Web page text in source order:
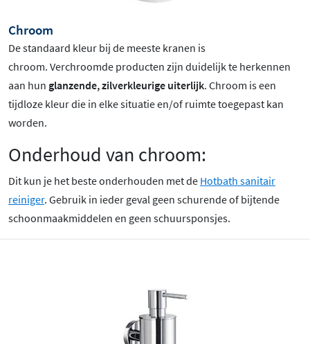
Chroom
De standaard kleur bij de meeste kranen is
chroom. Verchroomde producten zijn duidelijk te herkennen
aan hun glanzende, zilverkleurige uiterlijk. Chroom is een
tijdloze kleur die in elke situatie en/of ruimte toegepast kan
worden.
Onderhoud van chroom:
Dit kun je het beste onderhouden met de Hotbath sanitair
reiniger. Gebruik in ieder geval geen schurende of bijtende
schoonmaakmiddelen en geen schuursponsjes.